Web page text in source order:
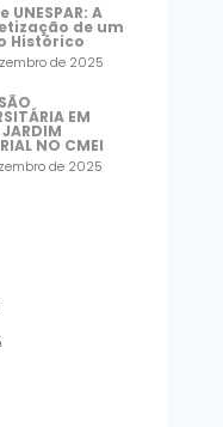
UNESPAR: A
de um
Histórico
de 2025
EM
NO CMEI
de 2025